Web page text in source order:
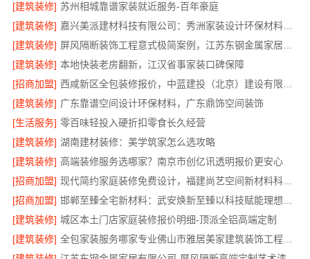
[建筑装修] 苏州相城靠谱家装就近服务-百年豪庭
[建筑装修]
嘉兴美派建材科技有限公司：秀洲家装设计环保材料推荐
[建筑装修]
[建筑装修] 本地快装老房翻新，江汉省事家装口碑保障
[招商加盟]
[建筑装修] 广东靠谱空间设计环保材料，广东鼎饰空间装饰
[生活服务] 零百味轻投入硬折扣零食长久经营
[建筑装修] 湖南建材装修：美学筑家怎么选攻略
[建筑装修] 高端装修服务选哪家？南京市创亿讯透明报价更安心
[招商加盟]
现代简约家庭装修免费设计，福建尚艺空间新材料科技有限公司整体落地
[招商加盟]
[建筑装修] 城区本土门店家庭装修报价明细-顶派全铝高端定制
[建筑装修]
全包家装服务哪家专业佛山市雅居美家建筑装饰工程有限公司